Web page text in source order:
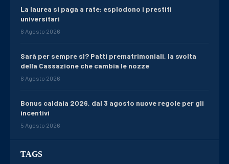
TAGS
La laurea si paga a rate: esplodono i prestiti
universitari
6 Agosto 2026
Sarà per sempre sì? Patti prematrimoniali, la svolta
della Cassazione che cambia le nozze
6 Agosto 2026
Bonus caldaia 2026, dal 3 agosto nuove regole per gli
incentivi
5 Agosto 2026